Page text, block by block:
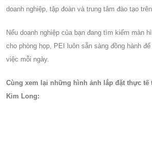
doanh nghiệp, tập đoàn và trung tâm đào tạo
Nếu doanh nghiệp của bạn đang tìm kiếm màn
cho phòng họp, PEI luôn sẵn sàng đồng hành
việc mỗi ngày.
Cùng xem lại những hình ảnh lắp đặt thực tế
Kim Long: